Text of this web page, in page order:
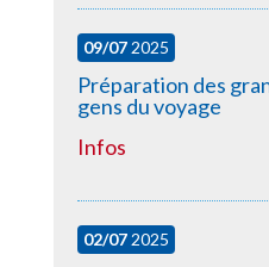
09/072025
Préparation des
gens du voyage
Infos
02/072025